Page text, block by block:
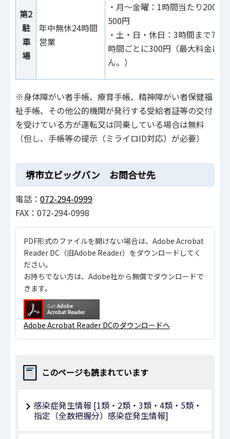
第2
駐
車
場
年中無休24時間
営業
・月～金曜：1時間当たり200円
500円
・土・日・休日：3時間まで700
時間ごとに300円（最大料金は
ん。）
※身体障がい者手帳、療育手帳、精神障がい者保健福
祉手帳、その他公的機関が発行する受給者証等の交付
を受けている方が運転又は同乗している場合は無料
（但し、手帳等の提示（ミライロID対応）が必要）
堺市立ビッグバン お問合せ先
電話： 072-294-0999
FAX：072-294-0998
PDF形式のファイルを開けない場合は、Adobe Acrobat
Reader DC（旧Adobe Reader）をダウンロードしてく
ださい。
お持ちでない方は、Adobe社から無償でダウンロードで
きます。
Adobe Acrobat Reader DCのダウンロードへ
このページも読まれています
感染症発生情報 [1類・2類・3類・4類・5類・
指定（全数把握分）感染症発生情報]